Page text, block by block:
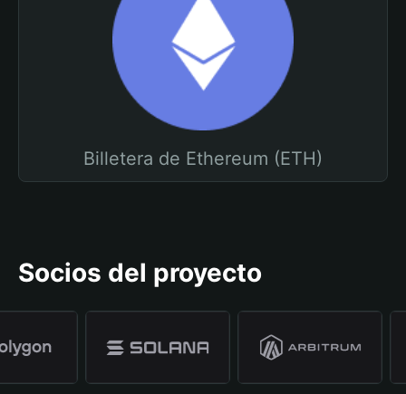
Billetera de Ethereum (ETH)
Socios del proyecto